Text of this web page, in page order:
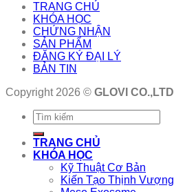
TRANG CHỦ
KHÓA HỌC
CHỨNG NHẬN
SẢN PHẨM
ĐĂNG KÝ ĐẠI LÝ
BẢN TIN
Copyright 2026 © GLOVI CO.,LTD
TRANG CHỦ
KHÓA HỌC
Kỹ Thuật Cơ Bản
Kiến Tạo Thịnh Vượng